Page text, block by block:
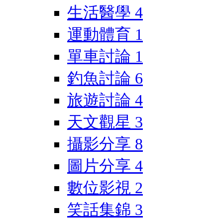
生活醫學 4
運動體育 1
單車討論 1
釣魚討論 6
旅遊討論 4
天文觀星 3
攝影分享 8
圖片分享 4
數位影視 2
笑話集錦 3